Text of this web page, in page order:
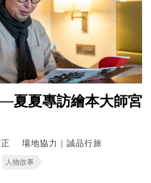
夏夏專訪繪本大師宮
場地協力｜誠品行旅
人物故事